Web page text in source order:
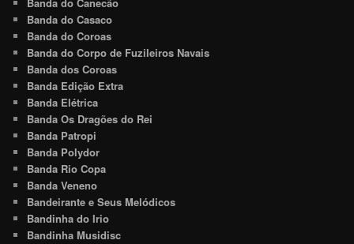
Banda do Casaco
Banda do Coroas
Banda do Corpo de Fuzileiros Navais
Banda dos Coroas
Banda Edição Extra
Banda Elétrica
Banda Os Dragões do Rei
Banda Patropi
Banda Polydor
Banda Rio Copa
Banda Veneno
Bandeirante e Seus Melódicos
Bandinha do Irio
Bandinha Musidisc